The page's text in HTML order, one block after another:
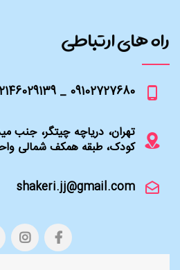
راه های ارتباطی
09102727680 _ 02146029139
تهران، دریاچه چیتگر، جنب
کودک، طبقه همکف شمالی
shakeri.jj@gmail.com